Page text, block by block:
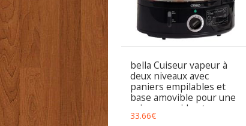
bella Cuiseur vapeur à
deux niveaux avec
paniers empilables et
base amovible pour une
cuisson rapide et
simultanée – Arrêt
33.66€